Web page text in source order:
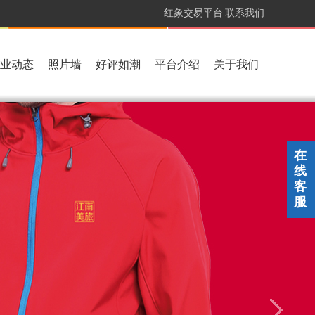
联系我们
红象交易平台|
动态 照片墙 好评如潮 平台介绍 关于我们
在
线
客
服